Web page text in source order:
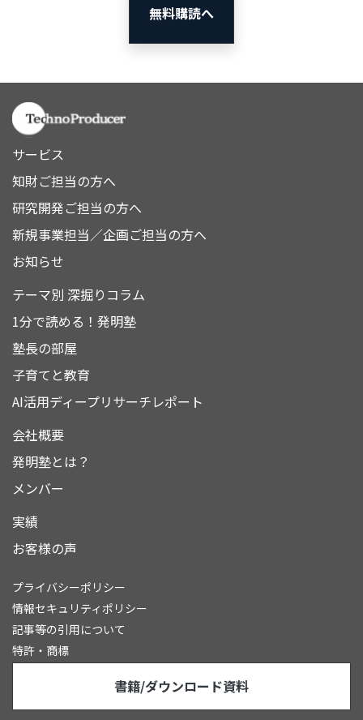
無料購読へ
サービス
知財ご担当の方へ
研究開発ご担当の方へ
新規事業担当／企画ご担当の方へ
お知らせ
テーマ別 深掘りコラム
1分で読める！発明塾
塾長の部屋
子育てと教育
AI活用ディープリサーチレポート
会社概要
発明塾とは？
メンバー
実績
お客様の声
プライバシーポリシー
情報セキュリティポリシー
記事等の引用について
特許・商標
書籍/ダウンロード資料